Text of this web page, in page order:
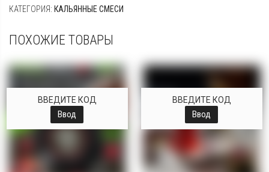
КАТЕГОРИЯ: КАЛЬЯННЫЕ СМЕСИ
ПОХОЖИЕ ТОВАРЫ
ВВЕДИТЕ КОД
Ввод
ВВЕДИТЕ КОД
Ввод